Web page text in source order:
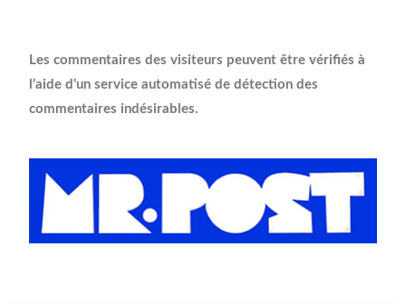
Les commentaires des visiteurs peuvent être vérifiés à
l’aide d’un service automatisé de détection des
commentaires indésirables.